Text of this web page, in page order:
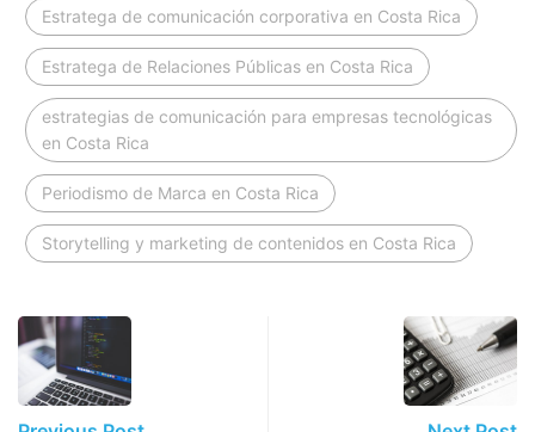
Estratega de comunicación corporativa en Costa Rica
Estratega de Relaciones Públicas en Costa Rica
estrategias de comunicación para empresas tecnológicas
en Costa Rica
Periodismo de Marca en Costa Rica
Storytelling y marketing de contenidos en Costa Rica